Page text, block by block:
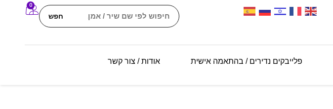
חפש
0
פלייבקים נדירים / בהתאמה אישית אודות / צור קשר